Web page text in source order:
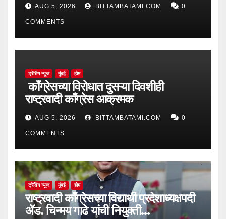
AUG 5, 2026 BITTAMBATAMI.COM 0
COMMENTS
ट्रेंडिंग न्यूज मुंबई होम
काँग्रेसच्या विरोधात दुसऱ्या दिवशीही
राष्ट्रवादी काँग्रेस आक्रमक
AUG 5, 2026 BITTAMBATAMI.COM 0
COMMENTS
ट्रेंडिंग न्यूज मुंबई होम
राष्ट्रवादी काँग्रेसच्या विद्यार्थी प्रदेशाध्यक्षपदी
ॲड. चिन्मय गाढे यांची नियुक्ती…